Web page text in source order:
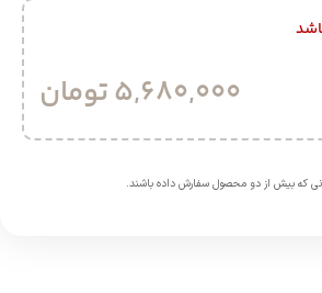
5,680,000تومان
که بیش از دو محصول سفارش داده باشند.​